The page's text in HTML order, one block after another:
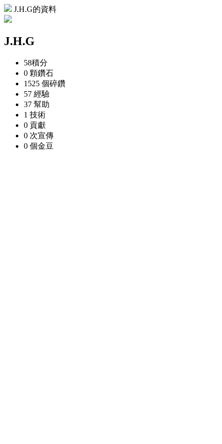
J.H.G的資料
J.H.G
58積分
0 顆鑽石
1525 個碎鑽
57 經驗
37 幫助
1 技術
0 貢獻
0 次宣傳
0 個金豆